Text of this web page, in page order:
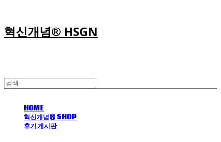
혁신개념® HSGN
HOME
혁신개념® SHOP
후기 게시판